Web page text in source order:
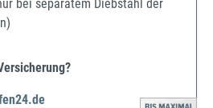
bei separatem Diebstahl der